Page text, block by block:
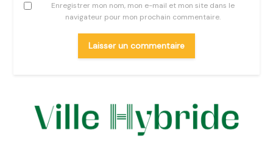
Enregistrer mon nom, mon e-mail et mon site dans le
navigateur pour mon prochain commentaire.